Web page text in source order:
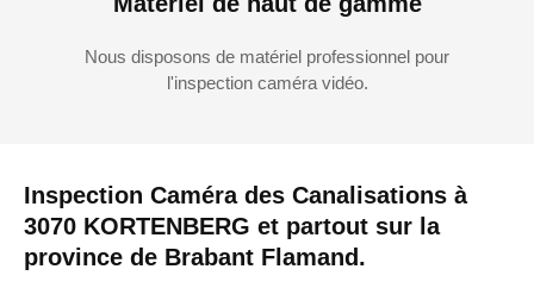
Inspection Caméra des Canalisations à
3070 KORTENBERG et partout sur la
province de Brabant Flamand.
Nous disposons de matériel professionnel pour
l'inspection caméra vidéo.